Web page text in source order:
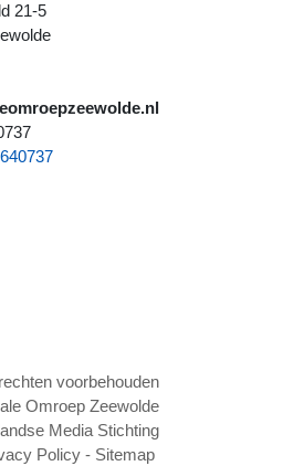
21-5
rechten voorbehouden
Omroep Zeewolde
Media Stichting
Policy - Sitemap